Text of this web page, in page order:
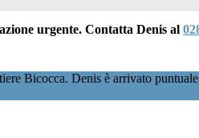
urgente. Contatta Denis al
Bicocca. Denis è arrivato